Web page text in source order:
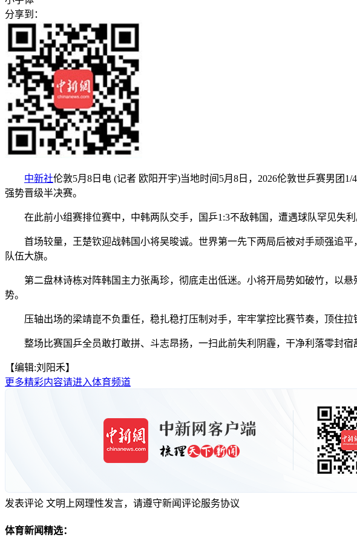
分享到：
中新社伦敦5月8日电 (记者 欧阳开宇)当地时间5月8日，2026伦敦世乒赛男团
强势晋级半决赛。
在此前小组赛排位赛中，中韩两队交手，国乒1:3不敌韩国，遭遇球队罕见失利
首场较量，王楚钦迎战韩国小将吴晙诚。世界第一先下两局后被对手顽强追平
队伍大旗。
第二盘林诗栋对阵韩国主力张禹珍，彻底走出低迷。小将开局势如破竹，以悬
势。
压轴出场的梁靖崑不负重任，稳扎稳打压制对手，牢牢掌控比赛节奏，顶住拉
整场比赛国乒全员敢打敢拼、斗志昂扬，一扫此前失利阴霾，干净利落零封宿
【编辑:刘阳禾】
更多精彩内容请进入体育频道
发表评论 文明上网理性发言，请遵守新闻评论服务协议
体育新闻精选：